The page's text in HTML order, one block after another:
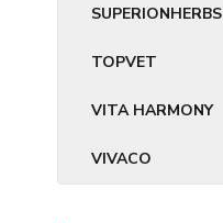
SUPERIONHERBS
TOPVET
VITA HARMONY
VIVACO